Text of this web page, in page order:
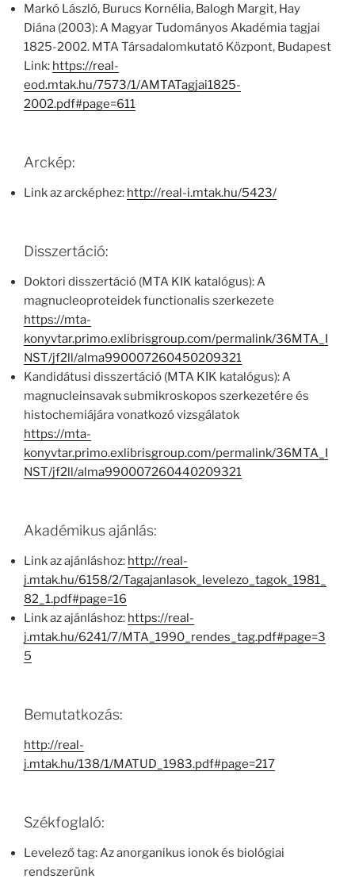
Markó László, Burucs Kornélia, Balogh Margit, Hay
Diána (2003): A Magyar Tudományos Akadémia tagjai
1825-2002. MTA Társadalomkutató Központ, Budapest
Link: https://real-
eod.mtak.hu/7573/1/AMTATagjai1825-
2002.pdf#page=611
Arckép:
Link az arcképhez: http://real-i.mtak.hu/5423/
Disszertáció:
Doktori disszertáció (MTA KIK katalógus): A
magnucleoproteidek functionalis szerkezete
https://mta-
konyvtar.primo.exlibrisgroup.com/permalink/36MTA_I
NST/jf2ll/alma990007260450209321
Kandidátusi disszertáció (MTA KIK katalógus): A
magnucleinsavak submikroskopos szerkezetére és
histochemiájára vonatkozó vizsgálatok
https://mta-
konyvtar.primo.exlibrisgroup.com/permalink/36MTA_I
NST/jf2ll/alma990007260440209321
Akadémikus ajánlás:
Link az ajánláshoz: http://real-
j.mtak.hu/6158/2/Tagajanlasok_levelezo_tagok_1981_
82_1.pdf#page=16
Link az ajánláshoz: https://real-
j.mtak.hu/6241/7/MTA_1990_rendes_tag.pdf#page=3
5
Bemutatkozás:
http://real-
j.mtak.hu/138/1/MATUD_1983.pdf#page=217
Székfoglaló:
Levelező tag: Az anorganikus ionok és biológiai
rendszerünk